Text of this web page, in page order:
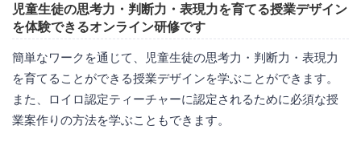
児童生徒の思考力・判断力・表現力を育てる授業デザイン
を体験できるオンライン研修です
簡単なワークを通じて、児童生徒の思考力・判断力・表現力
を育てることができる授業デザインを学ぶことができます。
また、ロイロ認定ティーチャーに認定されるために必須な授
業案作りの方法を学ぶこともできます。